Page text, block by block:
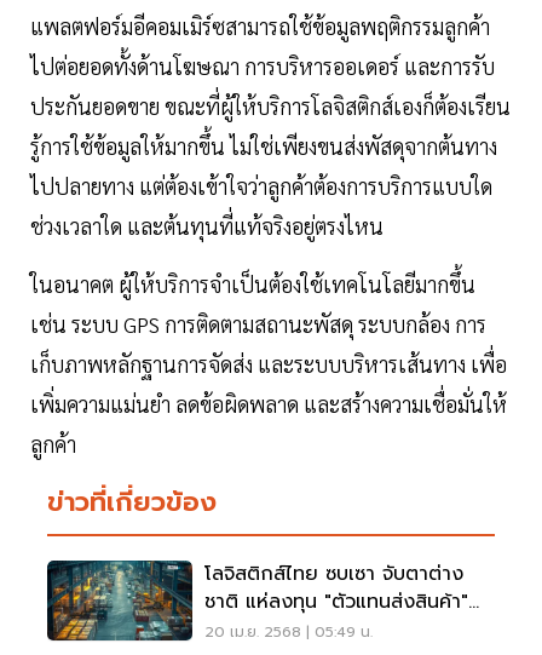
แพลตฟอร์มอีคอมเมิร์ซสามารถใช้ข้อมูลพฤติกรรมลูกค้า
ไปต่อยอดทั้งด้านโฆษณา การบริหารออเดอร์ และการรับ
ประกันยอดขาย ขณะที่ผู้ให้บริการโลจิสติกส์เองก็ต้องเรียน
รู้การใช้ข้อมูลให้มากขึ้น ไม่ใช่เพียงขนส่งพัสดุจากต้นทาง
ไปปลายทาง แต่ต้องเข้าใจว่าลูกค้าต้องการบริการแบบใด
ช่วงเวลาใด และต้นทุนที่แท้จริงอยู่ตรงไหน
ในอนาคต ผู้ให้บริการจำเป็นต้องใช้เทคโนโลยีมากขึ้น
เช่น ระบบ GPS การติดตามสถานะพัสดุ ระบบกล้อง การ
เก็บภาพหลักฐานการจัดส่ง และระบบบริหารเส้นทาง เพื่อ
เพิ่มความแม่นยำ ลดข้อผิดพลาด และสร้างความเชื่อมั่นให้
ลูกค้า
ข่าวที่เกี่ยวข้อง
โลจิสติกส์ไทย ซบเซา จับตาต่าง
ชาติ แห่ลงทุน "ตัวแทนส่งสินค้า"
มูลค่า 238 ล้าน
20 เม.ย. 2568 | 05:49 น.